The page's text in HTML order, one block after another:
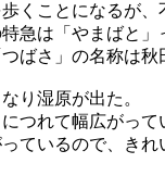
くことになるが
急は「やまばと
ばさ」の名称は
り湿原が出た。
つれて幅広がって
ているので、き